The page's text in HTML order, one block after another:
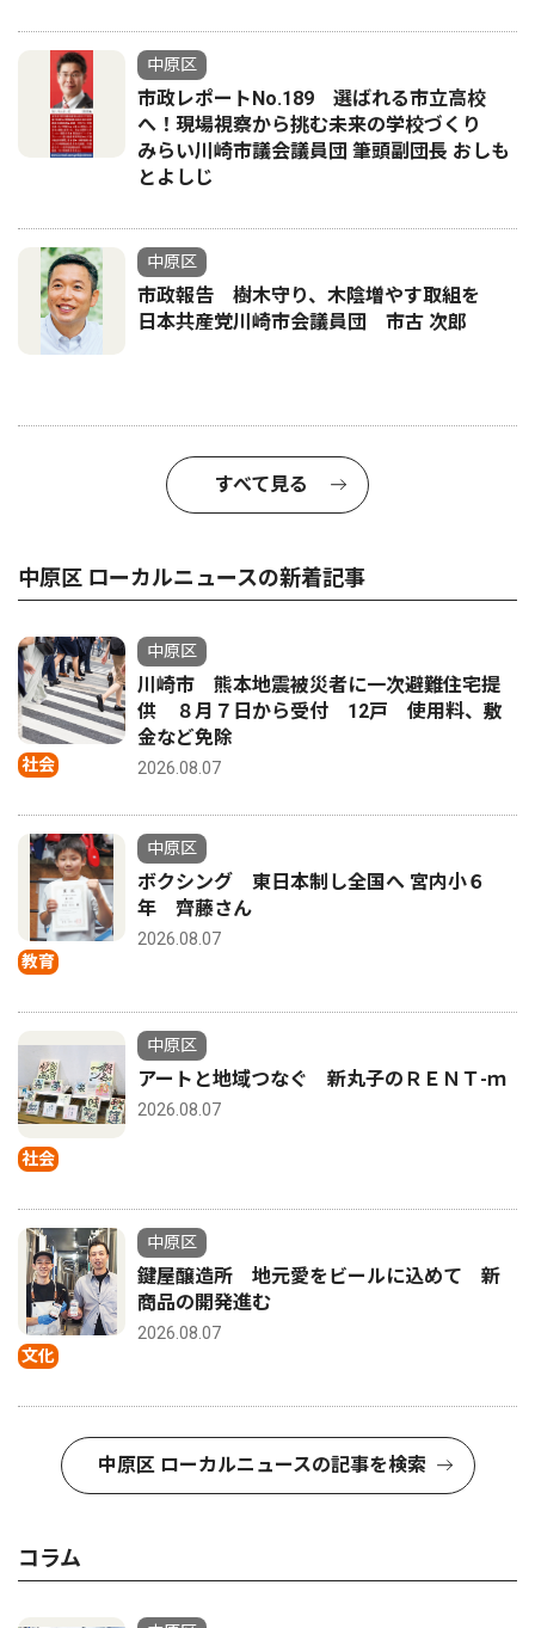
中原区
市政レポートNo.189 選ばれる市立高校
へ！現場視察から挑む未来の学校づくり
みらい川崎市議会議員団 筆頭副団長 おしも
とよしじ
中原区
市政報告 樹木守り、木陰増やす取組を
日本共産党川崎市会議員団 市古 次郎
すべて見る
中原区 ローカルニュースの新着記事
社会
中原区
川崎市 熊本地震被災者に一次避難住宅提
供 ８月７日から受付 12戸 使用料、敷
金など免除
2026.08.07
教育
中原区
ボクシング 東日本制し全国へ 宮内小６
年 齊藤さん
2026.08.07
社会
中原区
アートと地域つなぐ 新丸子のＲＥＮＴ-ｍ
2026.08.07
文化
中原区
鍵屋醸造所 地元愛をビールに込めて 新
商品の開発進む
2026.08.07
中原区 ローカルニュースの記事を検索
コラム